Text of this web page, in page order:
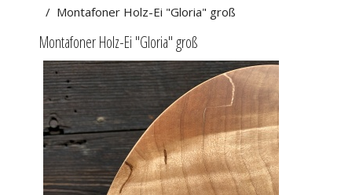
Montafoner Holz-Ei "Gloria" groß
Montafoner Holz-Ei "Gloria" groß